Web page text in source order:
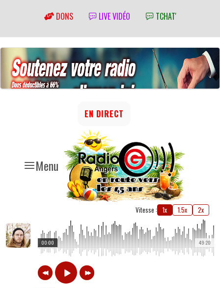
DONS LIVE VIDÉO TCHAT'
Menu
EN DIRECT
Vitesse : 1x 1.5x 2x
49:20
00:00